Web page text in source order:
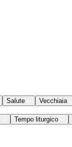
Salute Vecchiaia
Tempo liturgico